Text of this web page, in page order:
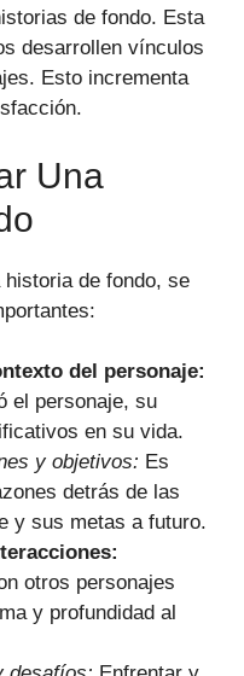
de fondo. Esta
desarrollen vínculos
Esto incrementa
Una
de fondo, se
del personaje:
el personaje, su
en su vida.
y objetivos: Es
detrás de las
y sus metas a futuro.
otros personajes
y profundidad al